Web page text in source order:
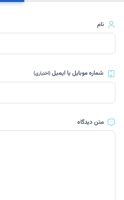
نام
شماره موبایل یا ایمیل(اختیاری)
متن دیدگاه